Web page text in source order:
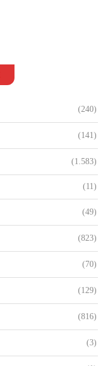
(240)
(141)
(1.583)
(11)
(49)
(823)
(70)
(129)
(816)
(3)